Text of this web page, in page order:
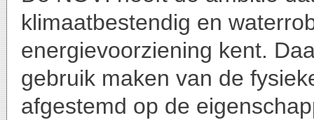
klimaatbestendig en
energievoorziening kent.
gebruik maken van de
afgestemd op de